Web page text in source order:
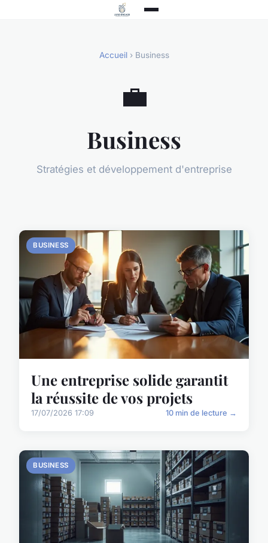
Accueil› Business
💼
Business
Stratégies et développement d'entreprise
BUSINESS
Une entreprise solide garantit
la réussite de vos projets
17/07/2026 17:09 10 min de lecture →
BUSINESS